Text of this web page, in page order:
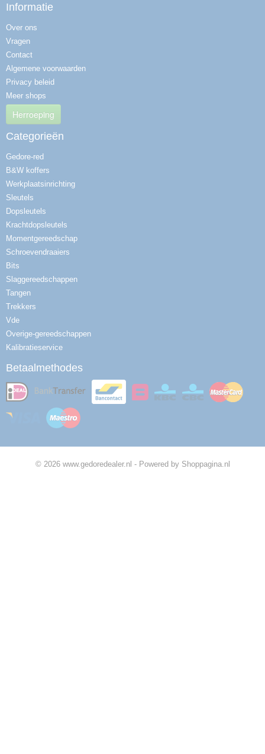
Informatie
Over ons
Vragen
Contact
Algemene voorwaarden
Privacy beleid
Meer shops
Herroeping
Categorieën
Gedore-red
B&W koffers
Werkplaatsinrichting
Sleutels
Dopsleutels
Krachtdopsleutels
Momentgereedschap
Schroevendraaiers
Bits
Slaggereedschappen
Tangen
Trekkers
Vde
Overige-gereedschappen
Kalibratieservice
Betaalmethodes
© 2026 www.gedoredealer.nl - Powered by Shoppagina.nl